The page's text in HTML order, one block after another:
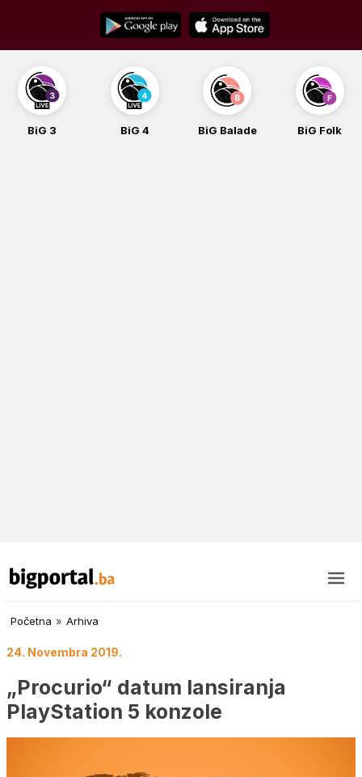
content
BiG 3 BiG 4 BiG Balade BiG Folk
Početna » Arhiva
24. Novembra 2019.
„Procurio“ datum lansiranja
PlayStation 5 konzole